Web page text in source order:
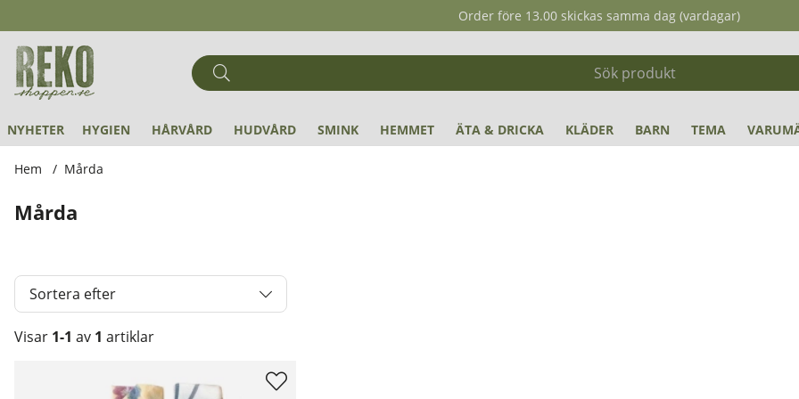
Order före 13.00 skickas samma dag (vardagar)
NYHETER HYGIEN HÅRVÅRD HUDVÅRD SMINK HEMMET ÄTA & DRICKA KLÄDER BARN TEMA
Hem Mårda
Mårda
Sortera efter
Visar 1-1 av 1 artiklar